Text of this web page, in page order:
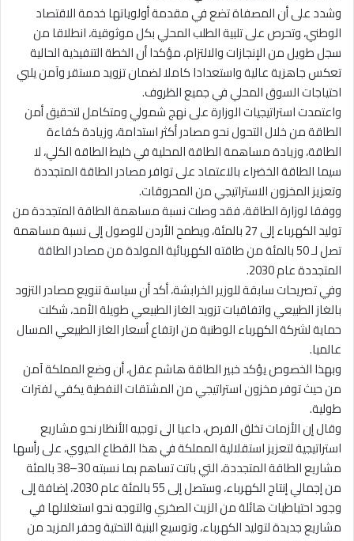
وشدد على أن المصفاة تضع في مقدمة أولوياتها خدمة الاقتصاد
الوطني، وتحرص على تلبية الطلب المحلي بكل موثوقية، انطلاقا من
سجل طويل من الإنجازات والالتزام، مؤكدا أن الخطة التنفيذية الحالية
تعكس جاهزية عالية واستعدادا كاملا لضمان تزويد مستقر وآمن يلبي
احتياجات السوق المحلي في جميع الظروف.
واعتمدت استراتيجيات الوزارة على نهج شمولي ومتكامل لتحقيق أمن
الطاقة من خلال التحول نحو مصادر أكثر استدامة، وزيادة كفاءة
الطاقة، وزيادة مساهمة الطاقة المحلية في خليط الطاقة الكلي، لا
سيما الطاقة الخضراء بالاعتماد على توافر مصادر الطاقة المتجددة
وتعزيز المخزون الاستراتيجي من المحروقات.
ووفقا لوزارة الطاقة، فقد وصلت نسبة مساهمة الطاقة المتجددة من
توليد الكهرباء إلى 27 بالمئة، ويطمح الأردن للوصول إلى نسبة مساهمة
تصل لـ 50 بالمئة من طاقته الكهربائية المولدة من مصادر الطاقة
المتجددة عام 2030.
وفي تصريحات سابقة للوزير الخرابشة، أكد أن سياسة تنويع مصادر التزود
بالغاز الطبيعي واتفاقيات تزويد الغاز الطبيعي طويلة الأمد، شكلت
حماية لشركة الكهرباء الوطنية من ارتفاع أسعار الغاز الطبيعي المسال
عالميا.
وبهذا الخصوص يؤكد خبير الطاقة هاشم عقل، أن وضع المملكة آمن
من حيث توفر مخزون استراتيجي من المشتقات النفطية يكفي لفترات
طولية.
وقال إن الأزمات تخلق الفرص، داعيا الى توجيه الأنظار نحو مشاريع
استراتيجية لتعزيز استقلالية المملكة في هذا القطاع الحيوي، على رأسها
مشاريع الطاقة المتجددة، التي باتت تساهم بما نسبته 30–38 بالمئة
من إجمالي إنتاج الكهرباء، وستصل إلى 55 بالمئة عام 2030، إضافة إلى
وجود احتياطيات هائلة من الزيت الصخري والتوجه نحو استغلالها في
مشاريع جديدة لتوليد الكهرباء، وتوسيع البنية التحتية وحفر المزيد من